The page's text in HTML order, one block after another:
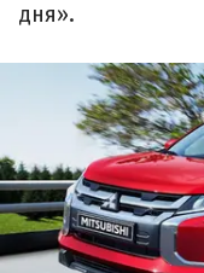
дня».